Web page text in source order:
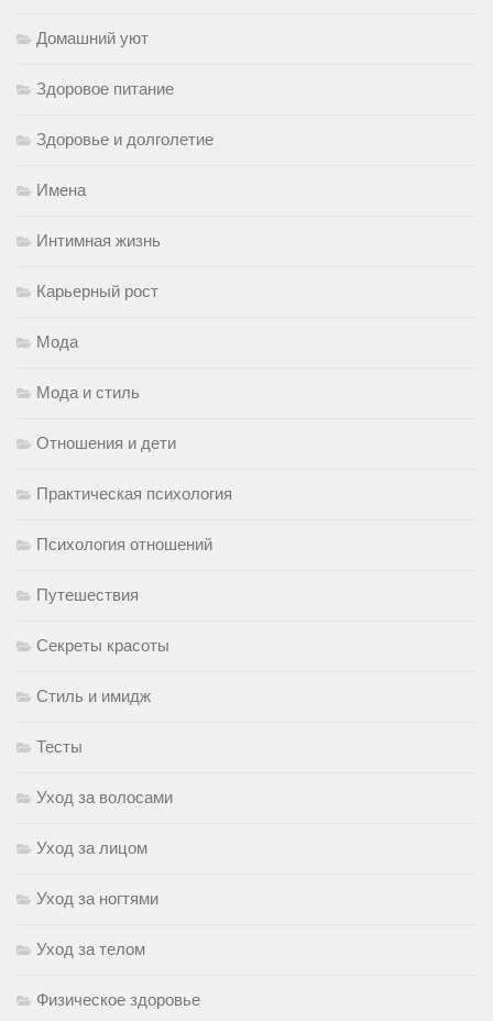
Домашний уют
Здоровое питание
Здоровье и долголетие
Имена
Интимная жизнь
Карьерный рост
Мода
Мода и стиль
Отношения и дети
Практическая психология
Психология отношений
Путешествия
Секреты красоты
Стиль и имидж
Тесты
Уход за волосами
Уход за лицом
Уход за ногтями
Уход за телом
Физическое здоровье